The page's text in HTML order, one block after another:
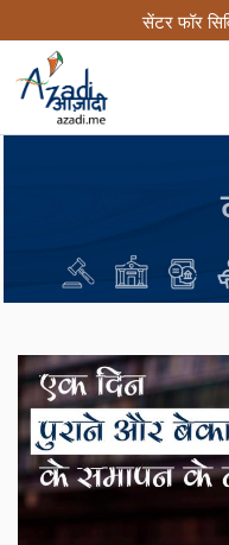
to
content
सेंटर फॉर